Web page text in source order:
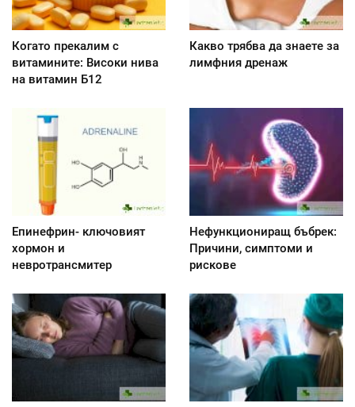
Когато прекалим с
витамините: Високи нива
на витамин Б12
Какво трябва да знаете за
лимфния дренаж
Епинефрин- ключовият
хормон и
невротрансмитер
Нефункциониращ бъбрек:
Причини, симптоми и
рискове